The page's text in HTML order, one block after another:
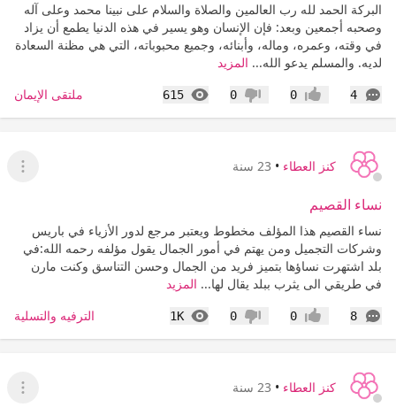
البركة الحمد لله رب العالمين والصلاة والسلام على نبينا محمد وعلى آله
وصحبه أجمعين وبعد: فإن الإنسان وهو يسير في هذه الدنيا يطمع أن يزاد
في وقته، وعمره، وماله، وأبنائه، وجميع محبوباته، التي هي مظنة السعادة
لديه. والمسلم يدعو الله... المزيد
4
التعليقات إعجاب0 عدم إعجاب
0
615
المشاهدات ملتقى الإيمان
كنز العطاء • 23 سنة
عرض
نساء القصيم
نساء القصيم هذا المؤلف مخطوط ويعتبر مرجع لدور الأزياء في باريس
وشركات التجميل ومن يهتم في أمور الجمال يقول مؤلفه رحمه الله:في
بلد اشتهرت نساؤها بتميز فريد من الجمال وحسن التناسق وكنت مارن
في طريقي الى يثرب ببلد يقال لها... المزيد
8
التعليقات إعجاب0 عدم إعجاب
0
1K
المشاهدات الترفيه والتسلية
كنز العطاء • 23 سنة
عرض